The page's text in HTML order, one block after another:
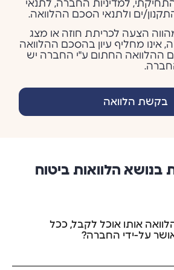
למדיניות החברה, לתנאי
ים ולתנאי הסכם ההלוואה.
הצעה לכריתת חוזה או מצג
אינו מחליף עיון בהסכם ההלוואה
ההלוואה החתום ע"י החברה יש
בקשת הלוואה
בנושא הלוואות ביטוח
אותו אוכל לקבל, ככל
על-ידי החברה?